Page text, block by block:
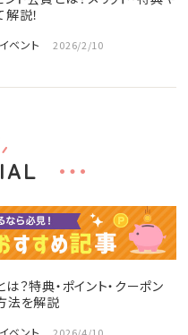
説！
ベント 2026/2/10
？特典・ポイント・クーポン
法を解説
ベント 2026/4/10